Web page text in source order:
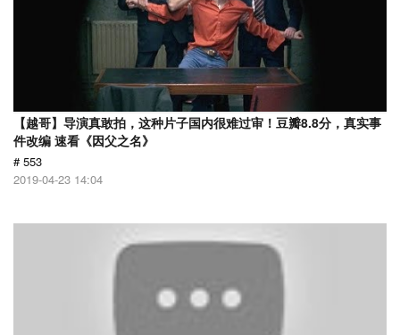
【越哥】导演真敢拍，这种片子国内很难过审！豆瓣8.8分，真实事
件改编 速看《因父之名》
# 553
2019-04-23 14:04